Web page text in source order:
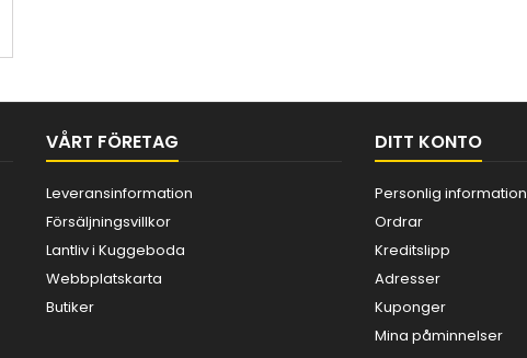
VÅRT FÖRETAG
Leveransinformation
Försäljningsvillkor
Lantliv i Kuggeboda
Webbplatskarta
Butiker
DITT KONTO
Personlig information
Ordrar
Kreditslipp
Adresser
Kuponger
Mina påminnelser